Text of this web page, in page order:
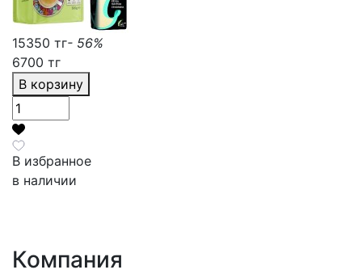
15350 тг- 56%
6700 тг
В корзину
В избранное
в наличии
Компания